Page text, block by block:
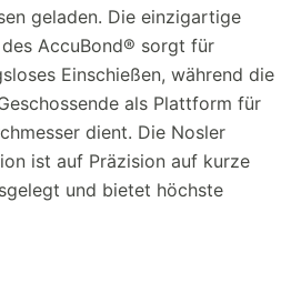
geladen. Die einzigartige
AccuBond® sorgt für
Einschießen, während die
als Plattform für
dient. Die Nosler
ist auf Präzision auf kurze
und bietet höchste